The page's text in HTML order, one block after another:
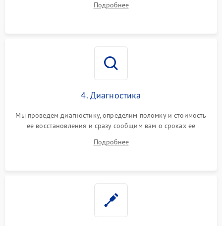
Подробнее
4. Диагностика
Мы проведем диагностику, определим поломку и стоимость
ее восстановления и сразу сообщим вам о сроках ее
Подробнее